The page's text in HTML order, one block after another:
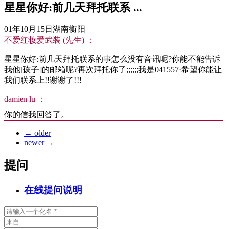
星星你好:前几天拜托联系 ...
01年10月15日 湖南衡阳
不爱红妆爱武装 (先生) ：
星星你好:前几天拜托联系的事怎么没有音讯呢?你能不能告诉
我他[孩子]的邮箱呢?再次拜托你了;;;;;;我是041557·希望你能让
我们联系上!!谢谢了!!!
damien lu ：
你的信我回答了。
← older
newer →
提问
在线提问说明